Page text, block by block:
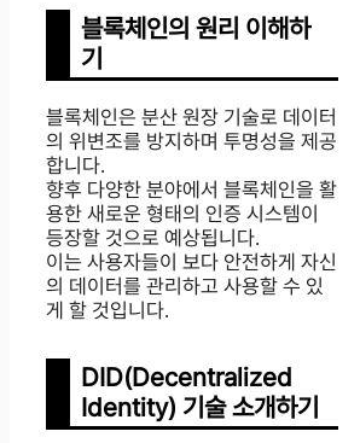
블록체인의 원리 이해하
기
블록체인은 분산 원장 기술로 데이터
의 위변조를 방지하며 투명성을 제공
합니다.
향후 다양한 분야에서 블록체인을 활
용한 새로운 형태의 인증 시스템이
등장할 것으로 예상됩니다.
이는 사용자들이 보다 안전하게 자신
의 데이터를 관리하고 사용할 수 있
게 할 것입니다.
DID(Decentralized
Identity) 기술 소개하기